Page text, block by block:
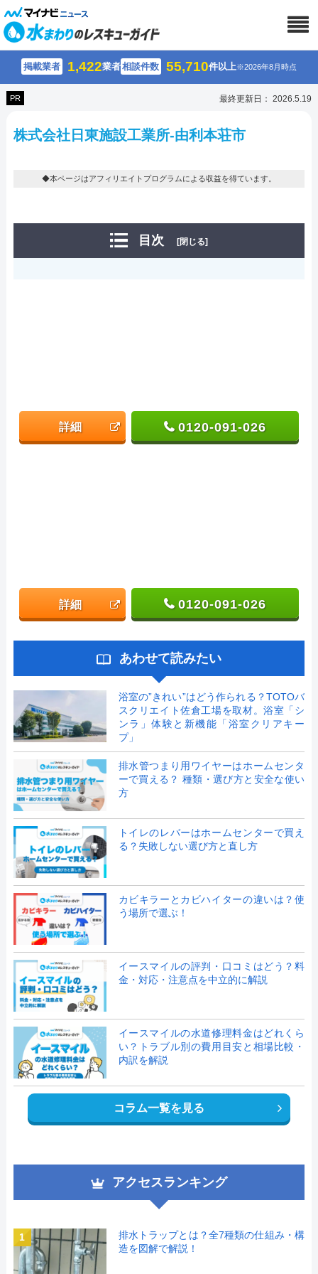
掲載業者 1,422業者相談件数 55,710件以上※2026年8月時点
PR 最終更新日： 2026.5.19
株式会社日東施設工業所-由利本荘市
◆本ページはアフィリエイトプログラムによる収益を得ています。
目次 [閉じる]
詳細 0120-091-026
詳細 0120-091-026
あわせて読みたい
浴室の”きれい”はどう作られる？TOTOバ
スクリエイト佐倉工場を取材。浴室「シ
ンラ」体験と新機能「浴室クリアキー
プ」
排水管つまり用ワイヤーはホームセンタ
ーで買える？ 種類・選び方と安全な使い
方
トイレのレバーはホームセンターで買え
る？失敗しない選び方と直し方
カビキラーとカビハイターの違いは？使
う場所で選ぶ！
イースマイルの評判・口コミはどう？料
金・対応・注意点を中立的に解説
イースマイルの水道修理料金はどれくら
い？トラブル別の費用目安と相場比較・
内訳を解説
コラム一覧を見る
アクセスランキング
1
排水トラップとは？全7種類の仕組み・構
造を図解で解説！